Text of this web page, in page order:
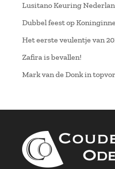
Lusitano Keuring
Dubbel feest op
Het eerste veulentje van
Zafira is bevallen!
Mark van de Donk in